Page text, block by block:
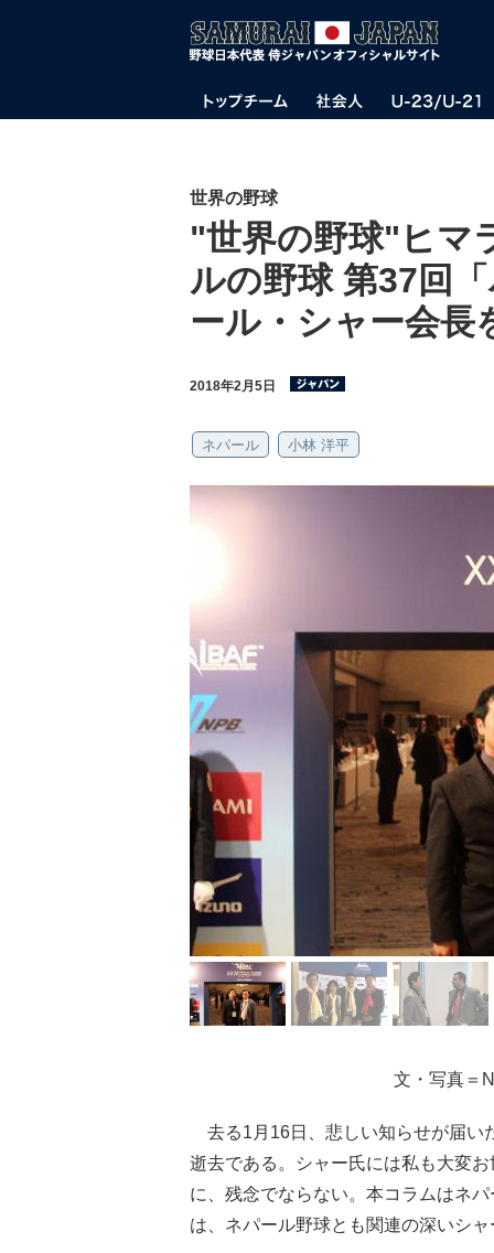
世界の野球
"世界の野球"ヒマ
ルの野球 第37回
ール・シャー会長
2018年2月5日
ネパール 小林 洋平
文・写真＝
去る1月16日、悲しい知らせが届い
逝去である。シャー氏には私も大変
に、残念でならない。本コラムはネ
は、ネパール野球とも関連の深いシ